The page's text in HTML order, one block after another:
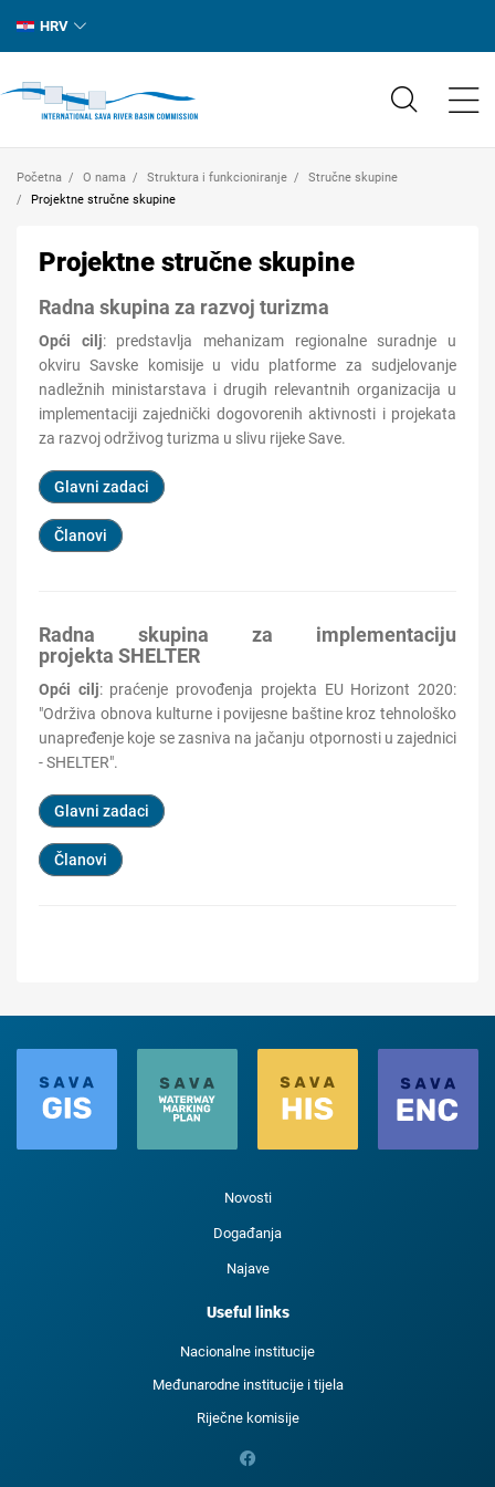
HRV
Početna O nama Struktura i funkcioniranje
Stručne skupine
Projektne stručne skupine
Projektne stručne skupine
Radna skupina za razvoj turizma
Opći cilj: predstavlja mehanizam regionalne suradnje u
okviru Savske komisije u vidu platforme za sudjelovanje
nadležnih ministarstava i drugih relevantnih organizacija u
implementaciji zajednički dogovorenih aktivnosti i projekata
za razvoj održivog turizma u slivu rijeke Save.
Glavni zadaci
Članovi
Radna skupina za implementaciju
projekta SHELTER
Opći cilj: praćenje provođenja projekta EU Horizont 2020:
"Održiva obnova kulturne i povijesne baštinekroz tehnološko
unapređenje koje se zasniva na jačanju otpornosti u zajednici
- SHELTER".
Glavni zadaci
Članovi
Novosti
Događanja
Najave
Useful links
Nacionalne institucije
Međunarodne institucije i tijela
Riječne komisije